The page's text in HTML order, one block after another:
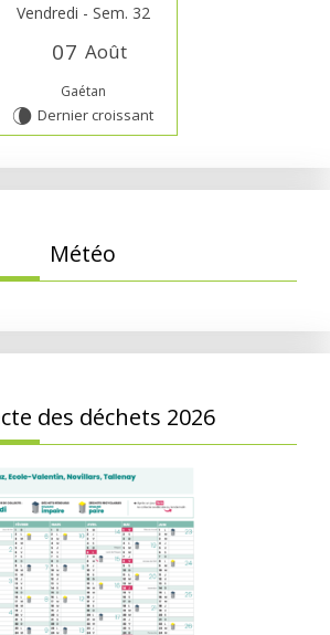
Vendredi - Sem. 32
07 Août
Gaétan
V Dernier croissant
Météo
des déchets 2026